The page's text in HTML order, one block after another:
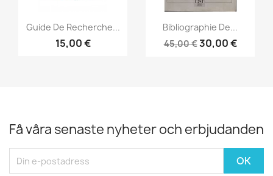
Snabbvy
Guide De Recherche...
15,00 €
Snabbvy
Bibliographie De...
45,00 €30,00 €
Få våra senaste nyheter och erbjudanden